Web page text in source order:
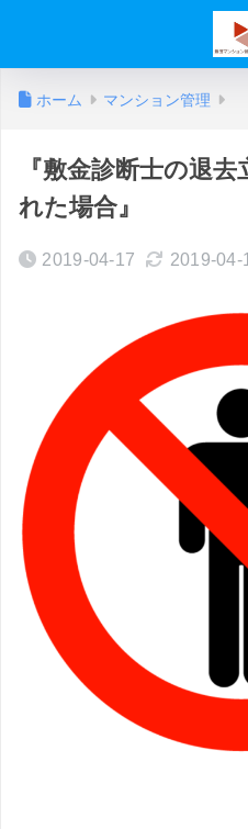
ホーム マンション管理
『敷金診断士の退
れた場合』
2019-04-17 2019-04-